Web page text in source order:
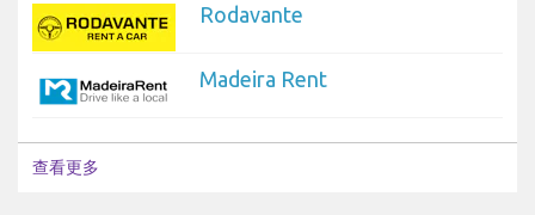
Rodavante
Madeira Rent
查看更多